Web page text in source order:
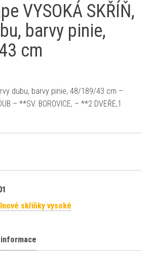
VYSOKÁ SKŘÍŇ,
barvy pinie,
cm
byla: 8 999 Kč.
cena je: 6 659 Kč.
dubu, barvy pinie, 48/189/43 cm –
– **SV. BOROVICE, – **2 DVEŘE,1
skříňky vysoké
informace